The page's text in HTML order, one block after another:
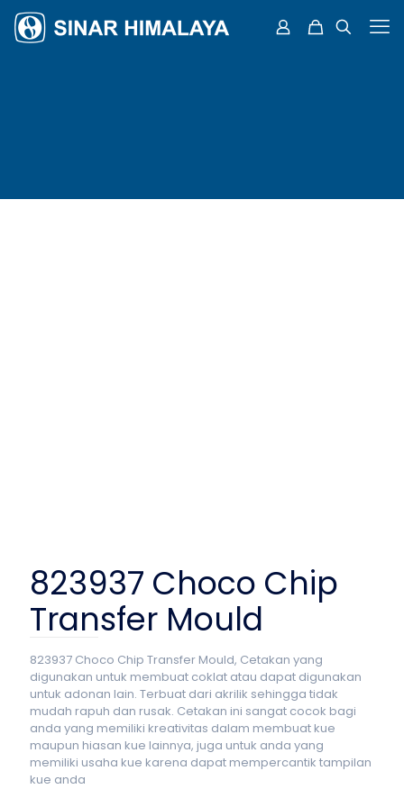
823937 Choco Chip
Transfer Mould
823937 Choco Chip Transfer Mould, Cetakan yang
digunakan untuk membuat coklat atau dapat digunakan
untuk adonan lain. Terbuat dari akrilik sehingga tidak
mudah rapuh dan rusak. Cetakan ini sangat cocok bagi
anda yang memiliki kreativitas dalam membuat kue
maupun hiasan kue lainnya, juga untuk anda yang
memiliki usaha kue karena dapat mempercantik tampilan
kue anda